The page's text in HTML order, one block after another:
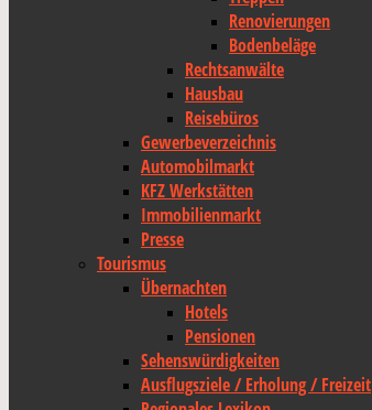
Renovierungen
Bodenbeläge
Rechtsanwälte
Hausbau
Reisebüros
Gewerbeverzeichnis
Automobilmarkt
KFZ Werkstätten
Immobilienmarkt
Presse
Tourismus
Übernachten
Hotels
Pensionen
Sehenswürdigkeiten
Ausflugsziele / Erholung / Freizeit